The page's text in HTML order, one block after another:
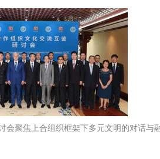
聚焦上合组织框架下多元文明的对话